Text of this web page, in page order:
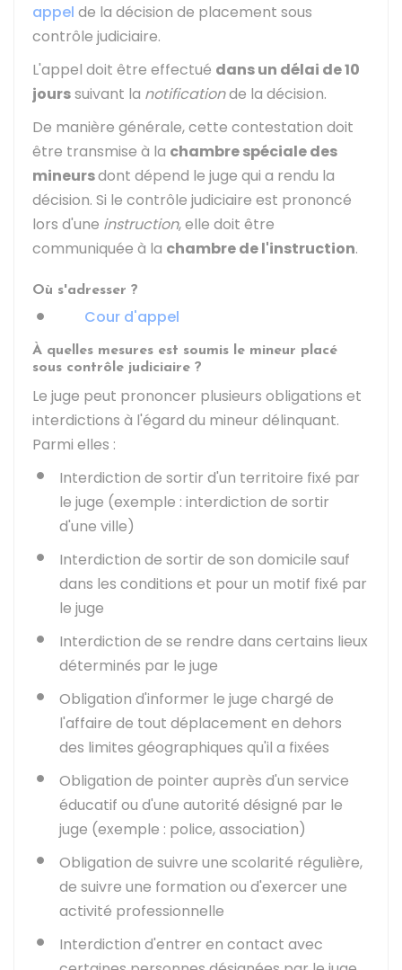
appel de la décision de placement sous
contrôle judiciaire.
L'appel doit être effectué dans un délai de 10
jourssuivant la notificationde la décision.
De manière générale, cette contestation doit
être transmise à la chambre spéciale des
mineursdont dépend le juge qui a rendu la
décision. Si le contrôle judiciaire est prononcé
lors d'une instruction, elle doit être
communiquée à la chambre de l'instruction.
Où s'adresser ?
Cour d'appel
À quelles mesures est soumis le mineur placé
sous contrôle judiciaire ?
Le juge peut prononcer plusieurs obligations et
interdictions à l'égard du mineur délinquant.
Parmi elles :
Interdiction de sortir d'un territoire fixé par
le juge (exemple : interdiction de sortir
d'une ville)
Interdiction de sortir de son domicile sauf
dans les conditions et pour un motif fixé par
le juge
Interdiction de se rendre dans certains lieux
déterminés par le juge
Obligation d'informer le juge chargé de
l'affaire de tout déplacement en dehors
des limites géographiques qu'il a fixées
Obligation de pointer auprès d'un service
éducatif ou d'une autorité désigné par le
juge (exemple : police, association)
Obligation de suivre une scolarité régulière,
de suivre une formation ou d'exercer une
activité professionnelle
Interdiction d'entrer en contact avec